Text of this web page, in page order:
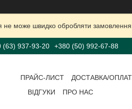
не може швидко обробляти замовлення
(63) 937-93-20 +380 (50) 992-67-88
ПРАЙС-ЛИСТ ДОСТАВКА/
ВІДГУКИ
ПРО НАС